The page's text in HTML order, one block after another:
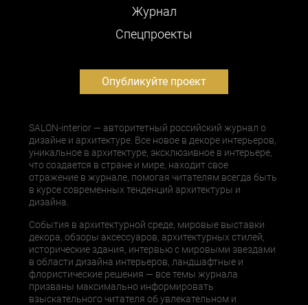
Журнал
Cпецпроекты
Опубликуйте проект
SALON-interior — авторитетный российский журнал о
дизайне и архитектуре. Все новое в декоре интерьеров,
уникальное в архитектуре, эксклюзивное в интерьере,
что создается в стране и мире, находит свое
отражение в журнале, помогая читателям всегда быть
в курсе современных тенденций архитектуры и
дизайна.
События в архитектурной среде, мировые выставки
декора, обзоры аксессуаров, архитектурных стилей,
исторические здания, интервью с мировыми звездами
в области дизайна интерьеров, ландшафтные и
флористические решения — все темы журнала
призваны максимально информировать
взыскательного читателя об увлекательном и